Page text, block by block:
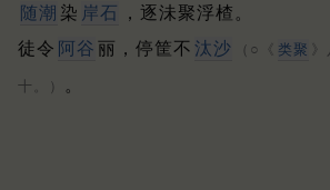
随潮 染 岸石
，逐沬聚浮楂。
徒令 阿谷 丽，停筐不 汰沙 （○《 类聚
十。） 。